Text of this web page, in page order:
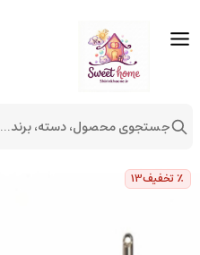
٪ تخفیف13
جستجوی محصول، دسته، برند...